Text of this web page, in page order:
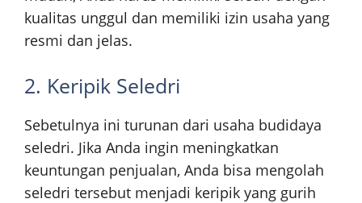
kualitas unggul dan memiliki izin usaha yang
resmi dan jelas.
2. Keripik Seledri
Sebetulnya ini turunan dari usaha budidaya
seledri. Jika Anda ingin meningkatkan
keuntungan penjualan, Anda bisa mengolah
seledri tersebut menjadi keripik yang gurih